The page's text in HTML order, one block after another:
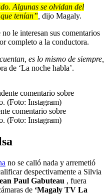
Algunas se olvidan del
tenían” dijo Magaly.
no le interesan sus comentarios
completo a la conductora.
es lo mismo de siempre,
de ‘La noche habla’.
comentario sobre
(Foto: Instagram)
no se calló nada y arremetió
despectivamente a Silvia
Paul Gabuteau , fuera
de ‘Magaly TV La